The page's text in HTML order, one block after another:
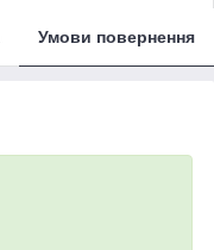
Умови повернення